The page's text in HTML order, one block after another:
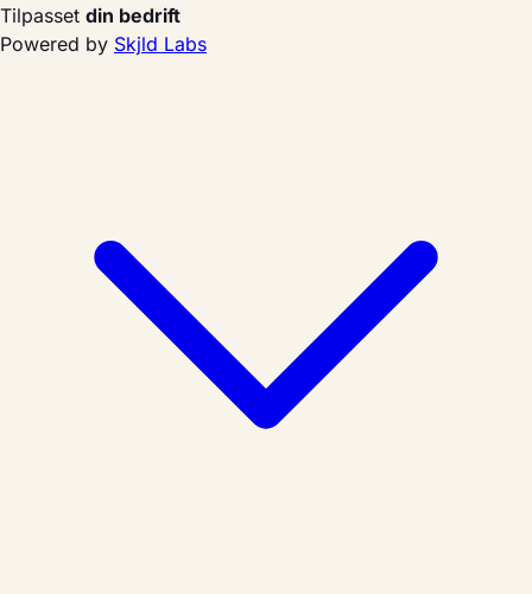
Tilpasset din bedrift
Powered by Skjld Labs